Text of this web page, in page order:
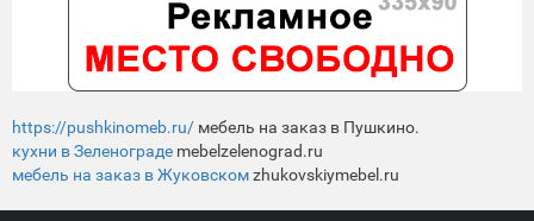
https://pushkinomeb.ru/ мебель на заказ в Пушкино.
кухни в Зеленограде mebelzelenograd.ru
мебель на заказ в Жуковскомzhukovskiymebel.ru